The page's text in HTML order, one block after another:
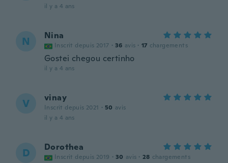
il y a 4 ans
N Nina
Inscrit depuis 2017 · 36 avis · 17 chargements
Gostei chegou certinho
il y a 4 ans
V vinay
Inscrit depuis 2021 · 50 avis
il y a 4 ans
D Dorothea
Inscrit depuis 2019 · 30 avis · 28 chargements